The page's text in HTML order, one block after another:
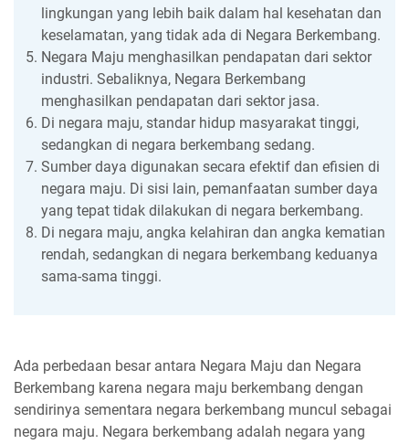
lingkungan yang lebih baik dalam hal kesehatan dan
keselamatan, yang tidak ada di Negara Berkembang.
Negara Maju menghasilkan pendapatan dari sektor
industri. Sebaliknya, Negara Berkembang
menghasilkan pendapatan dari sektor jasa.
Di negara maju, standar hidup masyarakat tinggi,
sedangkan di negara berkembang sedang.
Sumber daya digunakan secara efektif dan efisien di
negara maju. Di sisi lain, pemanfaatan sumber daya
yang tepat tidak dilakukan di negara berkembang.
Di negara maju, angka kelahiran dan angka kematian
rendah, sedangkan di negara berkembang keduanya
sama-sama tinggi.
Ada perbedaan besar antara Negara Maju dan Negara
Berkembang karena negara maju berkembang dengan
sendirinya sementara negara berkembang muncul sebagai
negara maju. Negara berkembang adalah negara yang